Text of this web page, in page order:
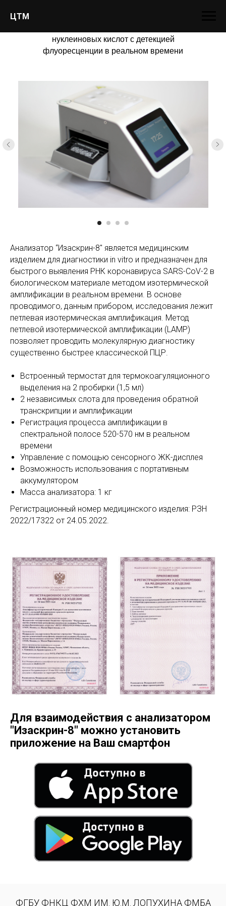
ЦТМ
нуклеиновых кислот с детекцией
флуоресценции в реальном времени
Анализатор “Изаскрин-8" является медицинским
изделием для диагностики in vitro и предназначен для
быстрого выявления РНК коронавируса SARS-CoV-2 в
биологическом материале методом изотермической
амплификации в реальном времени. В основе
проводимого, данным прибором, исследования лежит
петлевая изотермическая амплификация. Метод
петлевой изотермической амплификации (LAMP)
позволяет проводить молекулярную диагностику
существенно быстрее классической ПЦР.
Встроенный термостат для термокоагуляционного
выделения на 2 пробирки (1,5 мл)
2 независимых слота для проведения обратной
транскрипции и амплификации
Регистрация процесса амплификации в
спектральной полосе 520-570 нм в реальном
времени
Управление с помощью сенсорного ЖК-дисплея
Возможность использования с портативным
аккумулятором
Масса анализатора: 1 кг
Регистрационный номер медицинского изделия: РЗН
2022/17322 от 24.05.2022.
Для взаимодействия c анализатором
"Изаскрин-8" можно установить
приложение на Ваш смартфон
ФГБУ ФНКЦ ФХМ ИМ. Ю.М. ЛОПУХИНА ФМБА